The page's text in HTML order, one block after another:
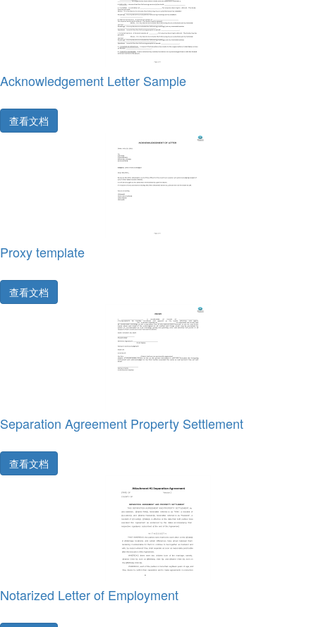
Acknowledgement Letter Sample
查看文档
Proxy template
查看文档
Separation Agreement Property Settlement
查看文档
Notarized Letter of Employment